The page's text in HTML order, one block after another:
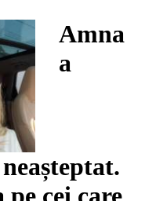
Amna
a